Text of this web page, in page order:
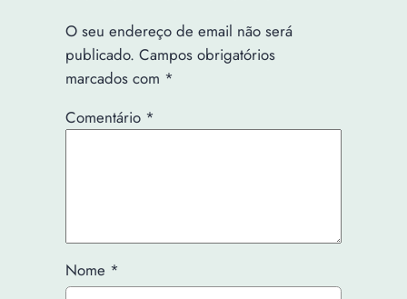
O seu endereço de email não será
publicado. Campos obrigatórios
marcados com *
Comentário *
Nome *